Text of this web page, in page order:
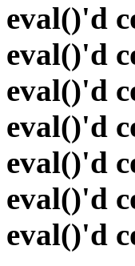
eval()'d
eval()'d
eval()'d
eval()'d
eval()'d
eval()'d
eval()'d